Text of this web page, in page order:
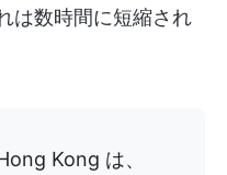
は数時間に短縮され
Kong は、